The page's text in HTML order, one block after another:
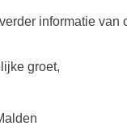
informatie van
groet,